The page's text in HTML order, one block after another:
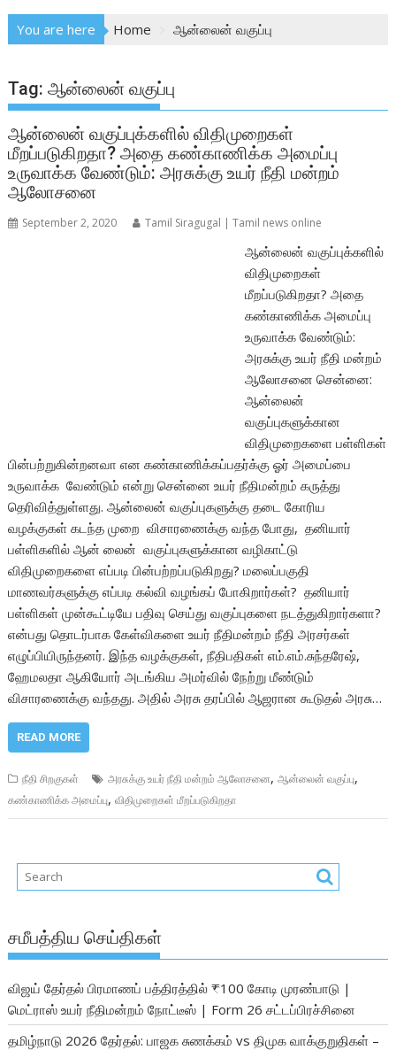
You are here Home ஆன்லைன் வகுப்பு
Tag:ஆன்லைன் வகுப்பு
ஆன்லைன் வகுப்புக்களில் விதிமுறைகள்
மீறப்படுகிறதா? அதை கண்காணிக்க அமைப்பு
உருவாக்க வேண்டும்: அரசுக்கு உயர் நீதி மன்றம்
ஆலோசனை
September 2, 2020 Tamil Siragugal | Tamil news online
ஆன்லைன் வகுப்புக்களில்
விதிமுறைகள்
மீறப்படுகிறதா? அதை
கண்காணிக்க அமைப்பு
உருவாக்க வேண்டும்:
அரசுக்கு உயர் நீதி மன்றம்
ஆலோசனை சென்னை:
ஆன்லைன்
வகுப்புகளுக்கான
விதிமுறைகளை பள்ளிகள்
பின்பற்றுகின்றனவா என கண்காணிக்கப்பதர்க்கு ஓர் அமைப்பை
உருவாக்க வேண்டும் என்று சென்னை உயர் நீதிமன்றம் கருத்து
தெரிவித்துள்ளது. ஆன்லைன் வகுப்புகளுக்கு தடை கோரிய
வழக்குகள் கடந்த முறை விசாரணைக்கு வந்த போது, தனியார்
பள்ளிகளில் ஆன் லைன் வகுப்புகளுக்கான வழிகாட்டு
விதிமுறைகளை எப்படி பின்பற்றப்படுகிறது? மலைப்பகுதி
மாணவர்களுக்கு எப்படி கல்வி வழங்கப் போகிறார்கள்? தனியார்
பள்ளிகள் முன்கூட்டியே பதிவு செய்து வகுப்புகளை நடத்துகிறார்களா?
என்பது தொடர்பாக கேள்விகளை உயர் நீதிமன்றம் நீதி அரசர்கள்
எழுப்பியிருந்தனர். இந்த வழக்குகள், நீதிபதிகள் எம்.எம்.சுந்தரேஷ்,
ஹேமலதா ஆகியோர் அடங்கிய அமர்வில் நேற்று மீண்டும்
விசாரணைக்கு வந்தது. அதில் அரசு தரப்பில் ஆஜரான கூடுதல் அரசு…
READ MORE
நீதி சிறகுகள் அரசுக்கு உயர் நீதி மன்றம் ஆலோசனை,ஆன்லைன் வகுப்பு,
கண்காணிக்க அமைப்பு,விதிமுறைகள் மீறப்படுகிறதா
சமீபத்திய செய்திகள்
விஜய் தேர்தல் பிரமாணப் பத்திரத்தில் ₹100 கோடி முரண்பாடு |
மெட்ராஸ் உயர் நீதிமன்றம் நோட்டீஸ் | Form 26 சட்டப்பிரச்சினை
தமிழ்நாடு 2026 தேர்தல்: பாஜக சுணக்கம் vs திமுக வாக்குறுதிகள் –